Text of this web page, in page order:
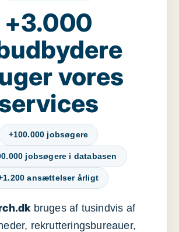
+3.000
vores
+100.000 jobsøgere
jobsøgere i databasen
ansættelser årligt
bruges af tusindvis af
rekrutteringsbureauer,